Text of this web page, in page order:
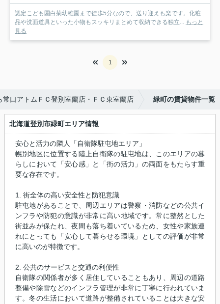
認定こども園白菊幼稚園まで徒歩5分なので、送り迎えも楽です。化粧
品や洗面道具といった小物もスッキリまとめて収納できる独立... もっと
見る
1
口アトムＦＣ登別室蘭店・ＦＣ東室蘭店 緑町の賃貸物件一覧
北海道登別市緑町エリア情報
安心と活力の隣人「自衛隊駐屯地エリア」
幌別地区に位置する陸上自衛隊の駐屯地は、このエリアの暮
らしにおいて「安心感」と「街の活力」の両面をもたらす重
要な存在です。
1. 街全体の高い安全性と防犯意識
駐屯地があることで、周辺エリアは警察・消防などの公共イ
ンフラや防犯の意識が非常に高い地域です。常に整然とした
街並みが保たれ、夜間も落ち着いているため、女性や家族連
れにとっても「安心して暮らせる環境」としての評価が非常
に高いのが特徴です。
2. 公共のサービスと交通の利便性
自衛隊の関係者が多く居住していることもあり、周辺の道路
整備や除雪などのインフラ管理が非常に丁寧に行われていま
す。冬の生活において道路が整備されていることは大きな安